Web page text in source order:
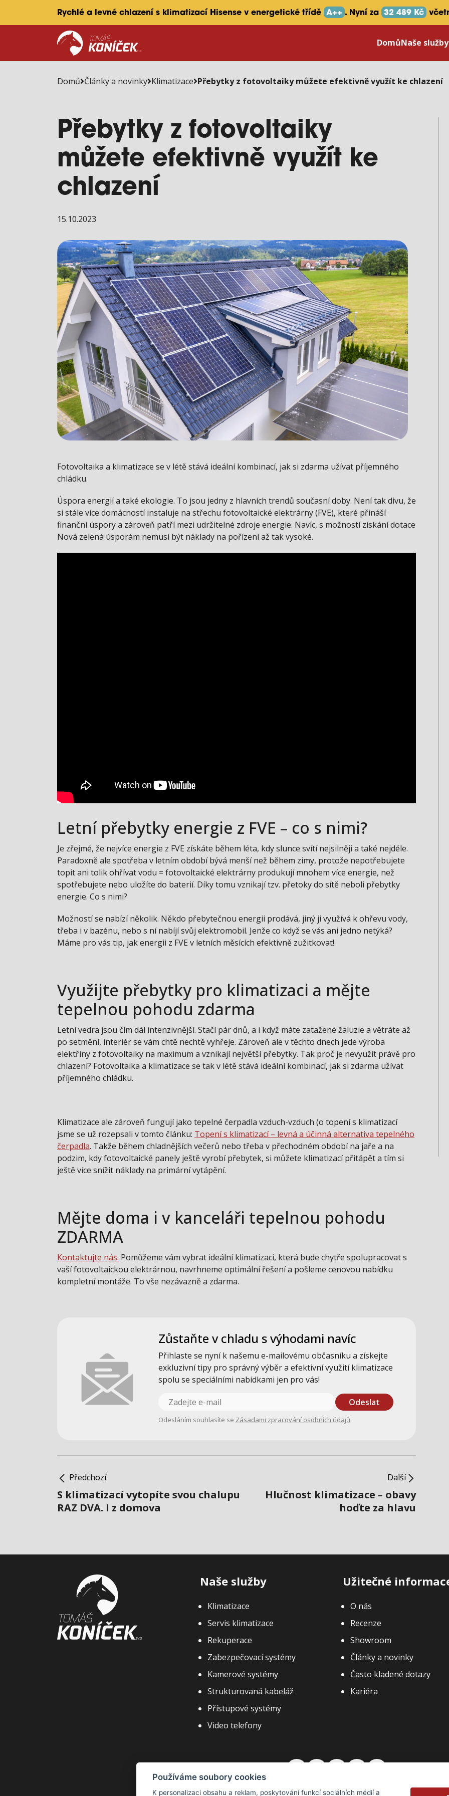
DomůNaše služby
Domů Články a novinky Klimatizace Přebytky z fotovoltaiky můžete efektivně využít ke chlazení
Přebytky z fotovoltaiky
můžete efektivně využít ke
chlazení
15.10.2023
Fotovoltaika a klimatizace se v létě stává ideální kombinací, jak si zdarma užívat příjemného
chládku.
Úspora energií a také ekologie. To jsou jedny z hlavních trendů současní doby. Není tak divu, že
si stále více domácností instaluje na střechu fotovoltaické elektrárny (FVE), které přináší
finanční úspory a zároveň patří mezi udržitelné zdroje energie. Navíc, s možností získání dotace
Nová zelená úsporám nemusí být náklady na pořízení až tak vysoké.
Letní přebytky energie z FVE – co s nimi?
Je zřejmé, že nejvíce energie z FVE získáte během léta, kdy slunce svítí nejsilněji a také nejdéle.
Paradoxně ale spotřeba v letním období bývá menší než během zimy, protože nepotřebujete
topit ani tolik ohřívat vodu = fotovoltaické elektrárny produkují mnohem více energie, než
spotřebujete nebo uložíte do baterií. Díky tomu vznikají tzv. přetoky do sítě neboli přebytky
energie. Co s nimi?
Možností se nabízí několik. Někdo přebytečnou energii prodává, jiný ji využívá k ohřevu vody,
třeba i v bazénu, nebo s ní nabíjí svůj elektromobil. Jenže co když se vás ani jedno netýká?
Máme pro vás tip, jak energii z FVE v letních měsících efektivně zužitkovat!
Využijte přebytky pro klimatizaci a mějte
tepelnou pohodu zdarma
Letní vedra jsou čím dál intenzivnější. Stačí pár dnů, a i když máte zatažené žaluzie a větráte až
po setmění, interiér se vám chtě nechtě vyhřeje. Zároveň ale v těchto dnech jede výroba
elektřiny z fotovoltaiky na maximum a vznikají největší přebytky. Tak proč je nevyužít právě pro
chlazení? Fotovoltaika a klimatizace se tak v létě stává ideální kombinací, jak si zdarma užívat
příjemného chládku.
Klimatizace ale zároveň fungují jako tepelné čerpadla vzduch-vzduch (o topení s klimatizací
jsme se už rozepsali v tomto článku: Topení s klimatizací – levná a účinná alternativa tepelného
čerpadla. Takže během chladnějších večerů nebo třeba v přechodném období na jaře a na
podzim, kdy fotovoltaické panely ještě vyrobí přebytek, si můžete klimatizací přitápět a tím si
ještě více snížit náklady na primární vytápění.
Mějte doma i v kanceláři tepelnou pohodu
ZDARMA
Kontaktujte nás. Pomůžeme vám vybrat ideální klimatizaci, která bude chytře spolupracovat s
vaší fotovoltaickou elektrárnou, navrhneme optimální řešení a pošleme cenovou nabídku
kompletní montáže. To vše nezávazně a zdarma.
Zůstaňte v chladu s výhodami navíc
Přihlaste se nyní k našemu e-mailovému občasníku a získejte
exkluzivní tipy pro správný výběr a efektivní využití klimatizace
spolu se speciálními nabídkami jen pro vás!
Odeslat
Odesláním souhlasíte se Zásadami zpracování osobních údajů.
Předchozí
S klimatizací vytopíte svou chalupu
RAZ DVA. I z domova
Další
Hlučnost klimatizace – obavy
hoďte za hlavu
Naše služby
Klimatizace
Servis klimatizace
Rekuperace
Zabezpečovací systémy
Kamerové systémy
Strukturovaná kabeláž
Přístupové systémy
Video telefony
Užitečné
O nás
Recenze
Showroom
Články a novinky
Často kladené dotazy
Kariéra
Rychlé a levné chlazení s klimatizací Hisense v energetické třídě A++ . Nyní za 32 489 Kč
Používáme soubory cookies
K personalizaci obsahu a reklam, poskytování funkcí sociálních médií a